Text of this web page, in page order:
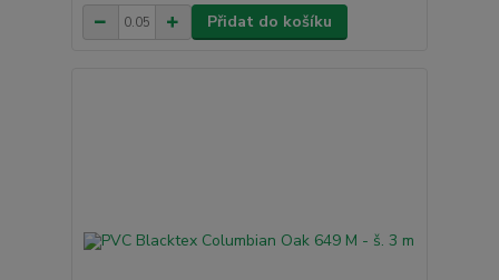
Přidat do košíku